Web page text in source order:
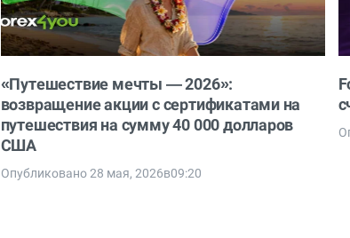
«Путешествие мечты — 2026»:
возвращение акции с сертификатами на
путешествия на сумму 40 000 долларов
США
Опубликовано 28 мая, 2026в09:20